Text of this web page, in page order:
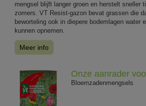
mengsel blijft langer groen en herstelt sneller
zomers. VT Resist-gazon bevat grassen die
beworteling ook in diepere bodemlagen water
kunnen opnemen.
Meer info
Onze aanrader
Bloemzadenmengsels